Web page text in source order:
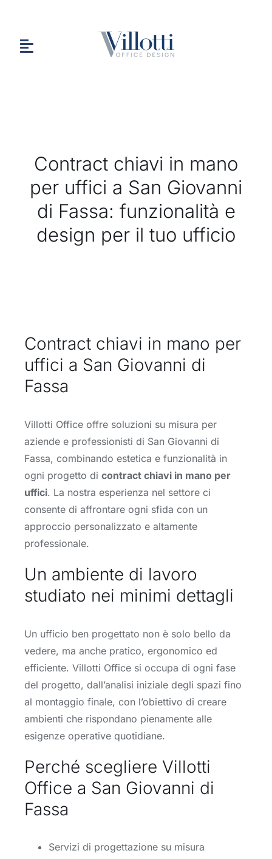
contenuto
Toggle
CHI SIAMO
PORTFOLIO
Contract chiavi in mano
per uffici a San Giovanni
di Fassa: funzionalità e
design per il tuo ufficio
Contract chiavi in mano per
uffici a San Giovanni di
Fassa
Villotti Office offre soluzioni su misura per
aziende e professionisti di San Giovanni di
Fassa, combinando estetica e funzionalità in
ogni progetto di contract chiavi in mano per
uffici. La nostra esperienza nel settore ci
consente di affrontare ogni sfida con un
approccio personalizzato e altamente
professionale.
Un ambiente di lavoro
studiato nei minimi dettagli
Un ufficio ben progettato non è solo bello da
vedere, ma anche pratico, ergonomico ed
efficiente. Villotti Office si occupa di ogni fase
del progetto, dall’analisi iniziale degli spazi fino
al montaggio finale, con l’obiettivo di creare
ambienti che rispondano pienamente alle
esigenze operative quotidiane.
Perché scegliere Villotti
Office a San Giovanni di
Fassa
Servizi di progettazione su misura